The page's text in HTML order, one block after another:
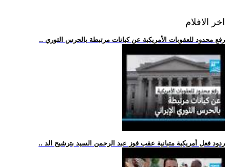
اخر الافلام
.. رفع محدود للعقوبات الأمريكية عن كيانات مرتبطة بالحرس الثوري
.. ردود فعل أمريكية متبانية عقب فوز عبد الرحمن السيد بترشيح الد